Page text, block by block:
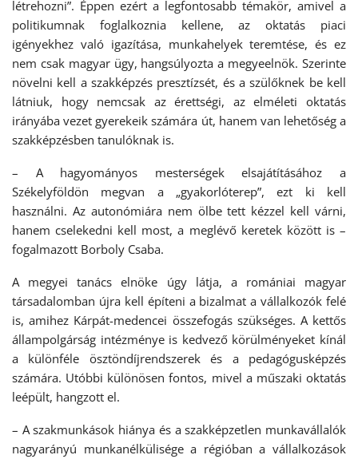
létrehozni”. Éppen ezért a legfontosabb témakör, amivel a
politikumnak foglalkoznia kellene, az oktatás piaci
igényekhez való igazítása, munkahelyek teremtése, és ez
nem csak magyar ügy, hangsúlyozta a megyeelnök. Szerinte
növelni kell a szakképzés presztízsét, és a szülőknek be kell
látniuk, hogy nemcsak az érettségi, az elméleti oktatás
irányába vezet gyerekeik számára út, hanem van lehetőség a
szakképzésben tanulóknak is.
– A hagyományos mesterségek elsajátításához a
Székelyföldön megvan a „gyakorlóterep”, ezt ki kell
használni. Az autonómiára nem ölbe tett kézzel kell várni,
hanem cselekedni kell most, a meglévő keretek között is –
fogalmazott Borboly Csaba.
A megyei tanács elnöke úgy látja, a romániai magyar
társadalomban újra kell építeni a bizalmat a vállalkozók felé
is, amihez Kárpát-medencei összefogás szükséges. A kettős
állampolgárság intézménye is kedvező körülményeket kínál
a különféle ösztöndíjrendszerek és a pedagógusképzés
számára. Utóbbi különösen fontos, mivel a műszaki oktatás
leépült, hangzott el.
– A szakmunkások hiánya és a szakképzetlen munkavállalók
nagyarányú munkanélkülisége a régióban a vállalkozások